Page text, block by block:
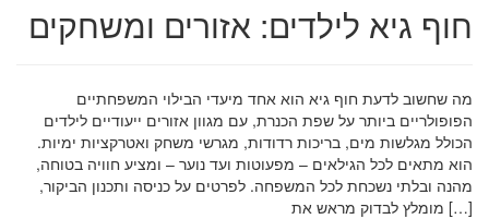
חוף גיא לילדים: אזורים ומשחקים
מה שחשוב לדעת חוף גיא הוא אחד מיעדי הבילוי המשפחתיים
הפופולריים ביותר על שפת הכנרת, עם מגוון אזורים ייעודיים לילדים
הכולל מגלשות מים, בריכות רדודות, מגרשי משחק ואטרקציות ימיות.
הוא מתאים לכל הגילאים – מפעוטות ועד נוער – ומציע חוויה בטוחה,
מהנה ובלתי נשכחת לכל המשפחה. לפרטים על כניסה ותכנון הביקור,
מומלץ לבדוק מראש את […]